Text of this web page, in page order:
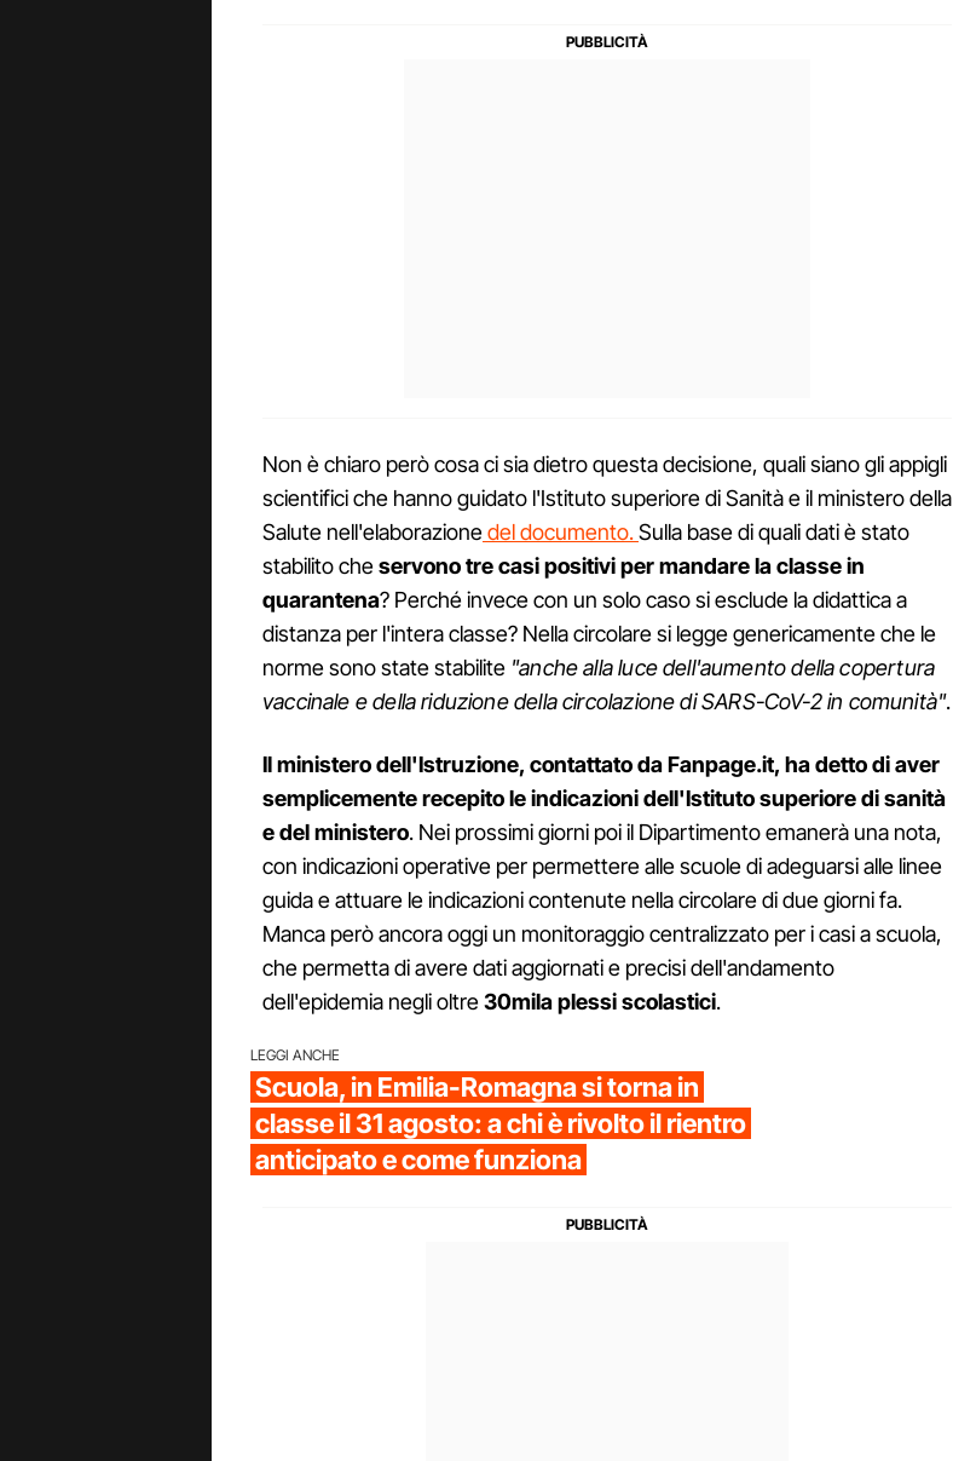
Non è chiaro però cosa ci sia dietro questa decisione, quali siano gli appigli
scientifici che hanno guidato l'Istituto superiore di Sanità e il ministero della
Salute nell'elaborazionedel documento.Sulla base di quali dati è stato
stabilito cheservono tre casi positivi per mandare la classe in
quarantena? Perché invece con un solo caso si esclude la didattica a
distanza per l'intera classe? Nella circolare si legge genericamente che le
norme sono state stabilite "anche alla luce dell'aumento della copertura
vaccinale e della riduzione della circolazione di SARS-CoV-2 in comunità".
Il ministero dell'Istruzione, contattato da Fanpage.it, ha detto di aver
semplicemente recepito le indicazioni dell'Istituto superiore di sanità
e del ministero. Nei prossimi giorni poi il Dipartimento emanerà una nota,
con indicazioni operative per permettere alle scuole di adeguarsi alle linee
guida e attuare le indicazioni contenute nella circolare di due giorni fa.
Manca però ancora oggi un monitoraggio centralizzato per i casi a scuola,
che permetta di avere dati aggiornati e precisi dell'andamento
dell'epidemia negli oltre30mila plessi scolastici.
LEGGI ANCHE
Scuola, in Emilia-Romagna si torna in
classe il 31 agosto: a chi è rivolto il rientro
anticipato e come funziona